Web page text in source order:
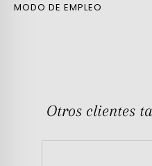
MODO DE EMPLEO
Otros clientes